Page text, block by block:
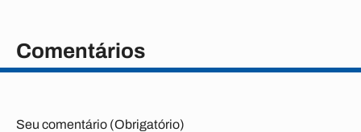
Comentários
Seu comentário (Obrigatório)